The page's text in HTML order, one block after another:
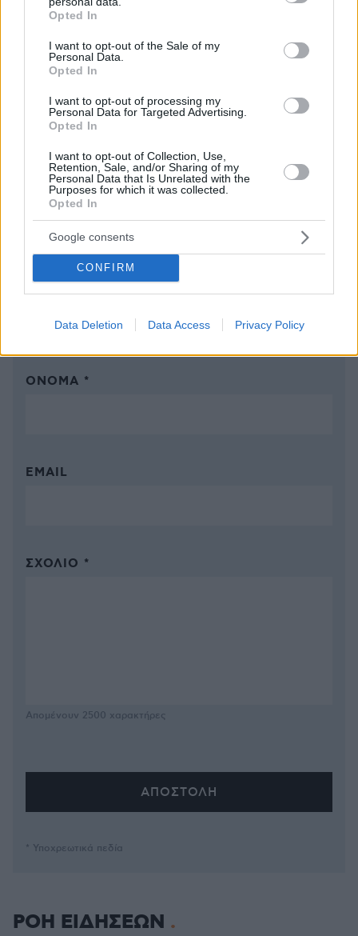
grant or deny consent to Google and its third-party tags to
use your data for below specified purposes in below Google
consent section.
Opted In
I want to opt-out of the Sale of my
Personal Data.
Opted In
I want to opt-out of processing my
Personal Data for Targeted Advertising.
Opted In
I want to opt-out of Collection, Use,
Retention, Sale, and/or Sharing of my
Personal Data that Is Unrelated with the
Purposes for which it was collected.
Opted In
Google consents
CONFIRM
Data Deletion Data Access Privacy Policy
διοικητικό συμβούλιο ΠΑΕ κατηγορείται) βγάζουν
Ανακοίνωση εναντίον του Άρη Θεσσαλονίκης για βία
στη κοινωνία και στα γήπεδα. χα χα. Ο Άρης είναι ο
μεγαλύτερος δυνάστης του Ελληνικού ποδοσφαίρου
ΑΠΑΝΤΗΣΗ
θα ειχαν χιουμορ
28.11.2024, 21:09
εκει στην ΕΟ του ελληνικου αθλητισμου.
ΑΠΑΝΤΗΣΗ
ΦΟΡΤΩΣΗ ΠΕΡΙΣΣΟΤΕΡΩΝ ΣΧΟΛΙΩΝ
ΌΝΟΜΑ *
EMAIL
ΣΧΌΛΙΟ *
Απομένουν 2500 χαρακτήρες
* Υποχρεωτικά πεδία
ΡΟΗ ΕΙΔΗΣΕΩΝ